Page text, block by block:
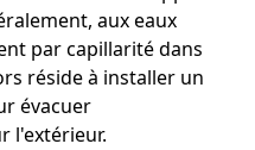
aux eaux
par capillarité dans
réside à installer un
évacuer
l'extérieur.